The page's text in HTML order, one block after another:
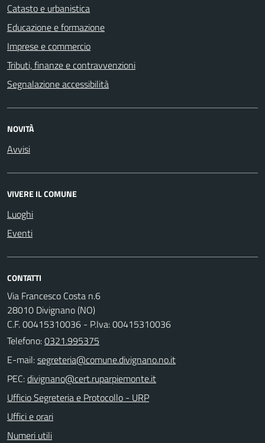
Catasto e urbanistica
Educazione e formazione
Imprese e commercio
Tributi, finanze e contravvenzioni
Segnalazione accessibilità
NOVITÀ
Avvisi
VIVERE IL COMUNE
Luoghi
Eventi
CONTATTI
Via Francesco Costa n.6
28010 Divignano (NO)
C.F. 00415310036 - P.Iva: 00415310036
Telefono:0321.995375
E-mail:
PEC:
Ufficio Segreteria e Protocollo - URP
Uffici e orari
Numeri utili